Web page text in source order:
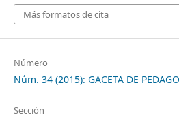
Más formatos de cita
Número
Núm. 34 (2015): GACETA DE
Sección